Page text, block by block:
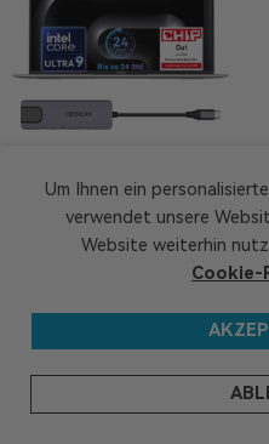
16-Zoll-Laptop | U9-185H
Um Ihnen ein
verwendet unsere
Website weiterhin
Cookie-